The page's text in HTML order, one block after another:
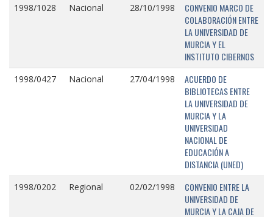
1998/1028 Nacional 28/10/1998
CONVENIO MARCO DE
COLABORACIÓN ENTRE
LA UNIVERSIDAD DE
MURCIA Y EL
INSTITUTO CIBERNOS
1998/0427 Nacional 27/04/1998
ACUERDO DE
BIBLIOTECAS ENTRE
LA UNIVERSIDAD DE
MURCIA Y LA
UNIVERSIDAD
NACIONAL DE
EDUCACIÓN A
DISTANCIA (UNED)
1998/0202 Regional 02/02/1998
CONVENIO ENTRE LA
UNIVERSIDAD DE
MURCIA Y LA CAJA DE